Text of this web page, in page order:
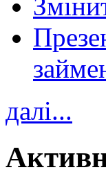
далі...